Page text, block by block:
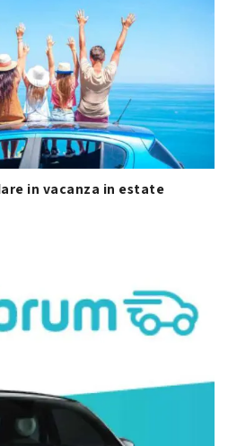
in vacanza in estate